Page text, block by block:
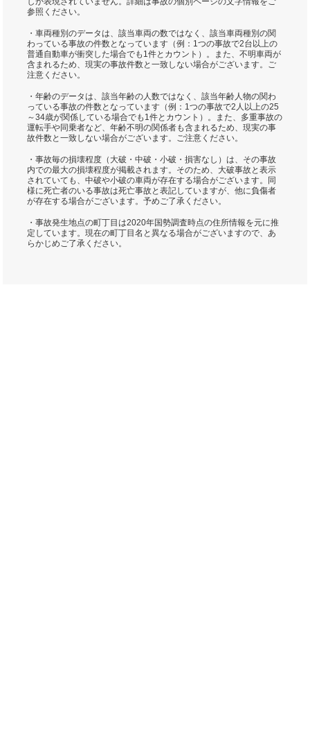
参照ください。
・車両種別のデータは、該当車両の数ではなく、該当車両種別の関
わっている事故の件数となっています（例：1つの事故で2台以上の
普通自動車が衝突した場合でも1件とカウント）。また、不明車両が
含まれるため、現実の事故件数と一致しない場合がございます。ご
注意ください。
・年齢のデータは、該当年齢の人数ではなく、該当年齢人物の関わ
っている事故の件数となっています（例：1つの事故で2人以上の25
～34歳が関係している場合でも1件とカウント）。また、多重事故の
運転手や同乗者など、年齢不明の関係者も含まれるため、現実の事
故件数と一致しない場合がございます。ご注意ください。
・事故毎の損壊程度（大破・中破・小破・損害なし）は、その事故
内での最大の損壊程度が掲載されます。そのため、大破事故と表示
されていても、中破や小破の車両が存在する場合がございます。同
様に死亡者のいる事故は死亡事故と表記していますが、他に負傷者
が存在する場合がございます。予めご了承ください。
・事故発生地点の町丁目は2020年国勢調査時点の住所情報を元に推
定しています。現在の町丁目名と異なる場合がございますので、あ
らかじめご了承ください。